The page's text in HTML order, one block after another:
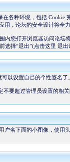
各种环境，包括
用，论坛的安全设计将全
您打开浏览器访问论
选择“退出”(点击这里 退出
以设置自己的个性签名了
要超过管理员设置的相
户名下面的小图像，使用